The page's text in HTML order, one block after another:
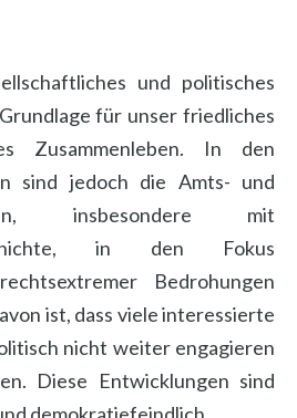
und politisches
für unser friedliches
Zusammenleben. In den
sind jedoch die Amts- und
insbesondere mit
in den Fokus
Bedrohungen
ist, dass viele interessierte
nicht weiter engagieren
Diese Entwicklungen sind